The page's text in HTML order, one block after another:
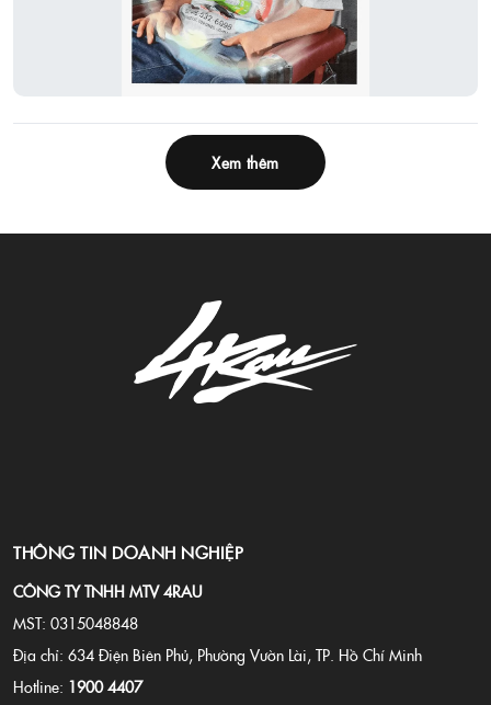
Xem thêm
THÔNG TIN DOANH NGHIỆP
CÔNG TY TNHH MTV 4RAU
MST: 0315048848
Địa chỉ: 634 Điện Biên Phủ, Phường Vườn Lài, TP. Hồ Chí Minh
Hotline: 1900 4407